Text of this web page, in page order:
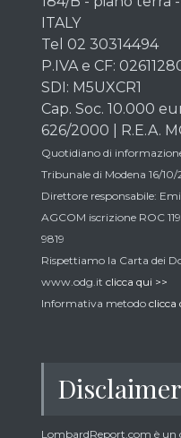
ITALY
Tel 02 30314494
P.IVA e CF:
SDI: M5UXCR1
Cap. Soc. 10.000
626/2000 | R.E.A.
Quotidiano di
Tribunale di Modena 16/10/
Direttore responsabile:
AGCOM iscrizione ROC
9819
Rispettiamo la Carta dei
www.odg.it clicca qui >>
Informativa metodo clicca
Disclaimer
LombardReport.com è